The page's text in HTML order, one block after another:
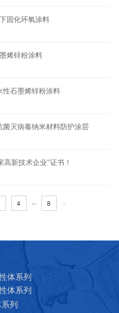
固化环氧涂料
烯锌粉涂料
石墨烯锌粉涂料
灭病毒纳米材料防护涂层
新技术企业”证书！
4 ... 8 >
体系列
体系列
列